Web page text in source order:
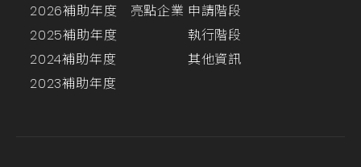
2026補助年度
2025補助年度
2024補助年度
2023補助年度
亮點企業 申請階段
執行階段
其他資訊